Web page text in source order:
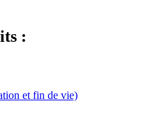
:
et fin de vie)